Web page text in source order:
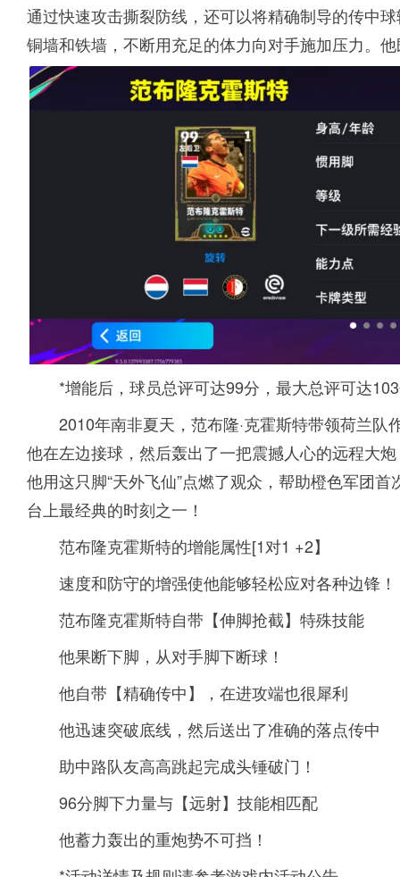
通过快速攻击撕裂防线，还可以将精确制导的传中
铜墙和铁墙，不断用充足的体力向对手施加压力。
*增能后，球员总评可达99分，最大总评可达
2010年南非夏天，范布隆·克霍斯特带领荷兰
他在左边接球，然后轰出了一把震撼人心的远程大
他用这只脚“天外飞仙”点燃了观众，帮助橙色军团
台上最经典的时刻之一！
范布隆克霍斯特的增能属性[1对1 +2】
速度和防守的增强使他能够轻松应对各种边锋！
范布隆克霍斯特自带【伸脚抢截】特殊技能
他果断下脚，从对手脚下断球！
他自带【精确传中】，在进攻端也很犀利
他迅速突破底线，然后送出了准确的落点传中
助中路队友高高跳起完成头锤破门！
96分脚下力量与【远射】技能相匹配
他蓄力轰出的重炮势不可挡！